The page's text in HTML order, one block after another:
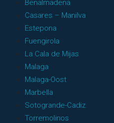
Benalmadena
Casares – Manilva
Estepona
Fuengirola
La Cala de Mijas
Malaga
Malaga-Oost
Marbella
Sotogrande-Cadiz
Torremolinos